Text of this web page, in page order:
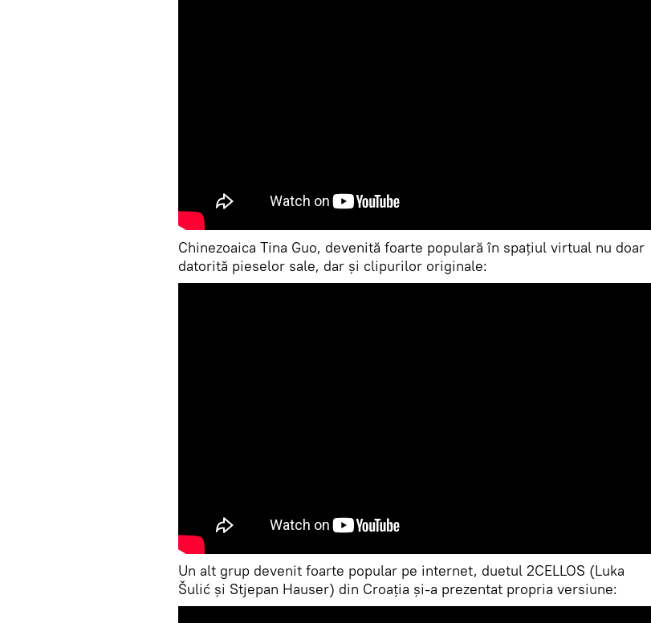
Chinezoaica Tina Guo, devenită foarte populară în spațiul virtual nu doar
datorită pieselor sale, dar și clipurilor originale:
Un alt grup devenit foarte popular pe internet, duetul 2CELLOS (Luka
Šulić și Stjepan Hauser) din Croația și-a prezentat propria versiune: